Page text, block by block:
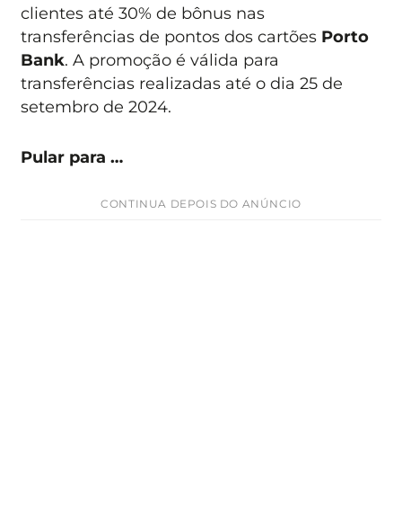
clientes até 30% de bônus nas
transferências de pontos dos cartões Porto
Bank. A promoção é válida para
transferências realizadas até o dia 25 de
setembro de 2024.
Pular para …
CONTINUA DEPOIS DO ANÚNCIO